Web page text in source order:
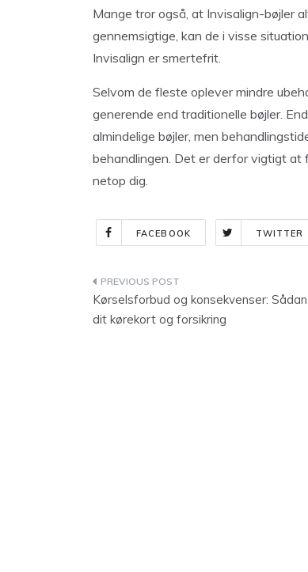
Mange tror også, at Invisalign-bøjler
gennemsigtige, kan de i visse
Invisalign er smertefrit.
Selvom de fleste oplever mindre
generende end traditionelle bøjler.
almindelige bøjler, men
behandlingen. Det er derfor vigtigt at
netop dig.
FACEBOOK TWITTER
Indlægsnavigation
Kørselsforbud og konsekvenser:
dit kørekort og forsikring